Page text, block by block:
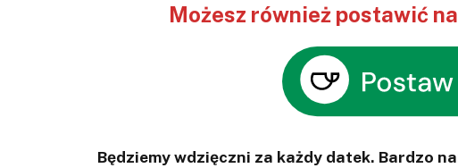
Możesz również postawić
Będziemy wdzięczni za każdy datek. Bardzo